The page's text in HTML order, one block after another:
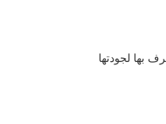
معترف بها لجودتها